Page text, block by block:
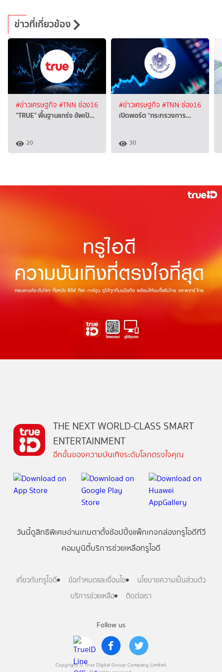
ข่าวที่เกี่ยวข้อง
#ข่าวเศรษฐกิจ #TNN ช่อง16
"TRUE" พื้นฐานแกร่ง อัพเป้…
20
#ข่าวเศรษฐกิจ #TNN ช่อง16
เปิดพอร์ต “กระทรวงการ…
30
Follow us
Copyright © True Digital Group Company Limited.
THE NEXT WORLD-CLASS SMART
ENTERTAINMENT
อีกขั้นของความบันเทิงระดับโลกตรงใจคุณ
วันนี้ดูสิทธิพิเศษอ่านเกมตาตั้งช้อปปิ้งแพ็กเกจกล่องทรูไอดีทีวี
คอมมูนิตี้บริการช่วยเหลือทรูไอดี
เกี่ยวกับทรูไอดี ข้อกำหนดและเงื่อนไข
นโยบายความเป็นส่วนตัว
บริการช่วยเหลือ
ติดต่อเรา